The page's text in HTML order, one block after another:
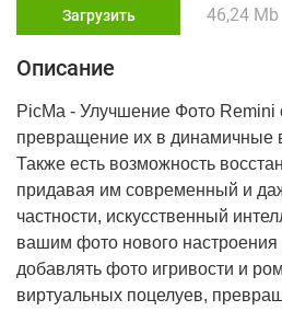
Загрузить 46,24 Mb
Описание
PicMa - Улучшение Фото
превращение их в динамичные
Также есть возможность
придавая им современный и
частности, искусственный
вашим фото нового
добавлять фото игривости и
виртуальных поцелуев,